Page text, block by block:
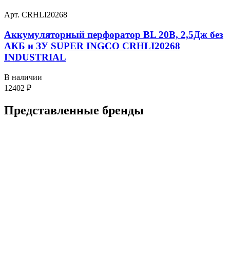
Арт. CRHLI20268
Аккумуляторный перфоратор BL 20В, 2,5Дж без
АКБ и ЗУ SUPER INGCO CRHLI20268
INDUSTRIAL
В наличии
12402 ₽
Представленные бренды